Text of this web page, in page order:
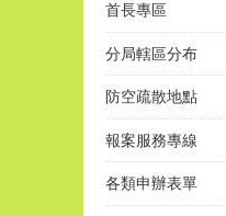
首長專區
分局轄區分布
防空疏散地點
報案服務專線
各類申辦表單